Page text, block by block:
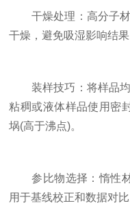
干燥处理：高分子材
干燥，避免吸湿影响结果
装样技巧：将样品均
粘稠或液体样品使用密
埚(高于沸点)。
参比物选择：惰性材
用于基线校正和数据对比